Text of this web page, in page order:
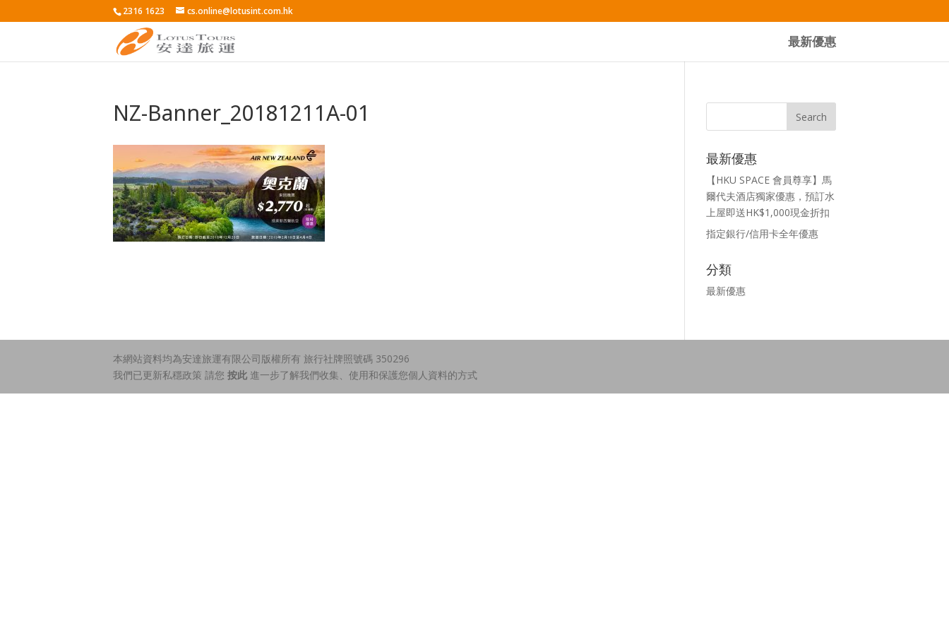
2316 1623 cs.online@lotusint.com.hk
最新優惠
NZ-Banner_20181211A-01
最新優惠
【HKU SPACE 會員尊享】馬
爾代夫酒店獨家優惠，預訂水
上屋即送HK$1,000現金折扣
指定銀行/信用卡全年優惠
分類
最新優惠
本網站資料均為安達旅運有限公司版權所有 旅行社牌照號碼 350296
我們已更新私穩政策 請您 按此 進一步了解我們收集、使用和保護您個人資料的方式